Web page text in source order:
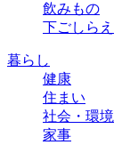
飲みもの
下ごしらえ
暮らし
健康
住まい
社会・環境
家事